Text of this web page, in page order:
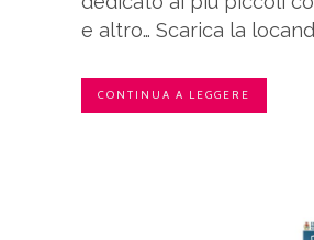
e altro… Scarica la
CONTINUA A LEGGERE